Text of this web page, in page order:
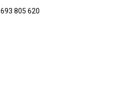
805 620